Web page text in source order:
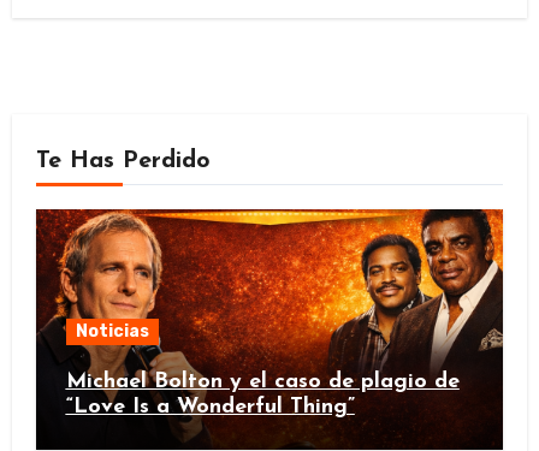
Te Has Perdido
Noticias
Michael Bolton y el caso de plagio de
“Love Is a Wonderful Thing”